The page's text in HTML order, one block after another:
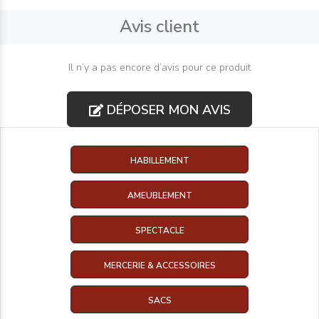
Avis client
Il n’y a pas encore d’avis pour ce produit
DÉPOSER MON AVIS
HABILLEMENT
AMEUBLEMENT
SPECTACLE
MERCERIE & ACCESSOIRES
SACS